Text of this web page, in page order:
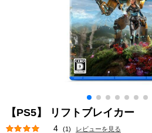
【PS5】 リフトブレイカー
4 (1) レビューを見る